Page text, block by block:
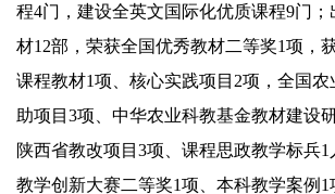
程4门，建设全英文国际化优质课程9门
材12部，荣获全国优秀教材二等奖1项，
课程教材1项、核心实践项目2项，全国
助项目3项、中华农业科教基金教材建设
陕西省教改项目3项、课程思政教学标兵
教学创新大赛二等奖1项、本科教学案例